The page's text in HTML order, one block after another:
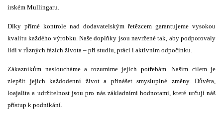
irském Mullingaru.
Díky přímé kontrole nad dodavatelským řetězcem garantujeme vysokou
kvalitu každého výrobku. Naše doplňky jsou navržené tak, aby podporovaly
lidi v různých fázích života – při studiu, práci i aktivním odpočinku.
Zákazníkům nasloucháme a rozumíme jejich potřebám. Naším cílem je
zlepšit jejich každodenní život a přinášet smysluplné změny. Důvěra,
loajalita a udržitelnost jsou pro nás základními hodnotami, které určují náš
přístup k podnikání.